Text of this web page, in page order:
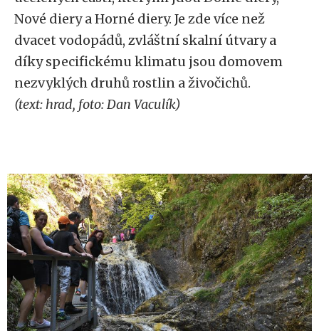
Nové diery a Horné diery. Je zde více než
dvacet vodopádů, zvláštní skalní útvary a
díky specifickému klimatu jsou domovem
nezvyklých druhů rostlin a živočichů.
(text: hrad, foto: Dan Vaculík)